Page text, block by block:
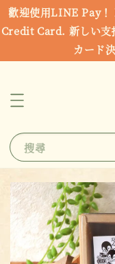
歡迎使用LINE Pay
Credit Card. 新しい支
カード
搜尋